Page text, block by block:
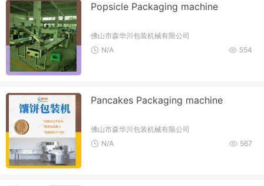
Popsicle Packaging machine
佛山市森华川包装机械有限公司
554
N/A
Pancakes Packaging machine
佛山市森华川包装机械有限公司
567
N/A